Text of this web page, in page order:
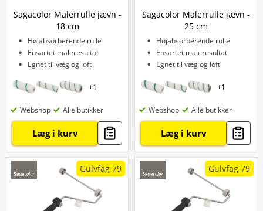
Sagacolor Malerrulle jævn -
18 cm
Højabsorberende rulle
Ensartet maleresultat
Egnet til væg og loft
+1
Webshop Alle butikker
Læg i kurv
Sagacolor Malerrulle jævn -
25 cm
Højabsorberende rulle
Ensartet maleresultat
Egnet til væg og loft
+1
Webshop Alle butikker
Læg i kurv
Gulvfag 79 Gulvfag 79